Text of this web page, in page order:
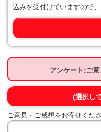
込みを受付けていますので
アンケート:ご
(選択し
ご意見・ご感想をお寄せくだ